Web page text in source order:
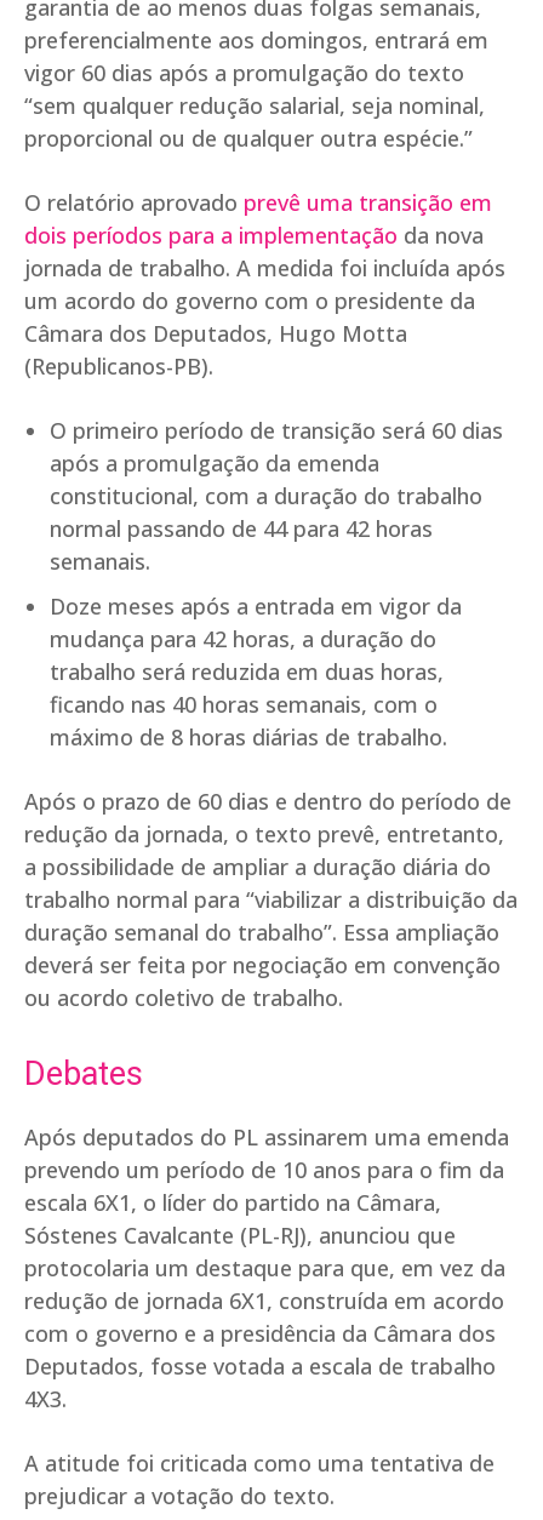
garantia de ao menos duas folgas semanais,
preferencialmente aos domingos, entrará em
vigor 60 dias após a promulgação do texto
“sem qualquer redução salarial, seja nominal,
proporcional ou de qualquer outra espécie.”
O relatório aprovado prevê uma transição em
dois períodos para a implementação da nova
jornada de trabalho. A medida foi incluída após
um acordo do governo com o presidente da
Câmara dos Deputados, Hugo Motta
(Republicanos-PB).
O primeiro período de transição será 60 dias
após a promulgação da emenda
constitucional, com a duração do trabalho
normal passando de 44 para 42 horas
semanais.
Doze meses após a entrada em vigor da
mudança para 42 horas, a duração do
trabalho será reduzida em duas horas,
ficando nas 40 horas semanais, com o
máximo de 8 horas diárias de trabalho.
Após o prazo de 60 dias e dentro do período de
redução da jornada, o texto prevê, entretanto,
a possibilidade de ampliar a duração diária do
trabalho normal para “viabilizar a distribuição da
duração semanal do trabalho”. Essa ampliação
deverá ser feita por negociação em convenção
ou acordo coletivo de trabalho.
Debates
Após deputados do PL assinarem uma emenda
prevendo um período de 10 anos para o fim da
escala 6X1, o líder do partido na Câmara,
Sóstenes Cavalcante (PL-RJ), anunciou que
protocolaria um destaque para que, em vez da
redução de jornada 6X1, construída em acordo
com o governo e a presidência da Câmara dos
Deputados, fosse votada a escala de trabalho
4X3.
A atitude foi criticada como uma tentativa de
prejudicar a votação do texto.